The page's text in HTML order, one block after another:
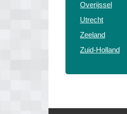
Overijssel
Utrecht
Zeeland
Zuid-Holland